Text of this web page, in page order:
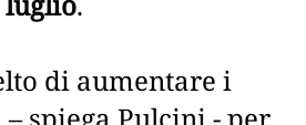
di aumentare i
spiega Pulcini - per